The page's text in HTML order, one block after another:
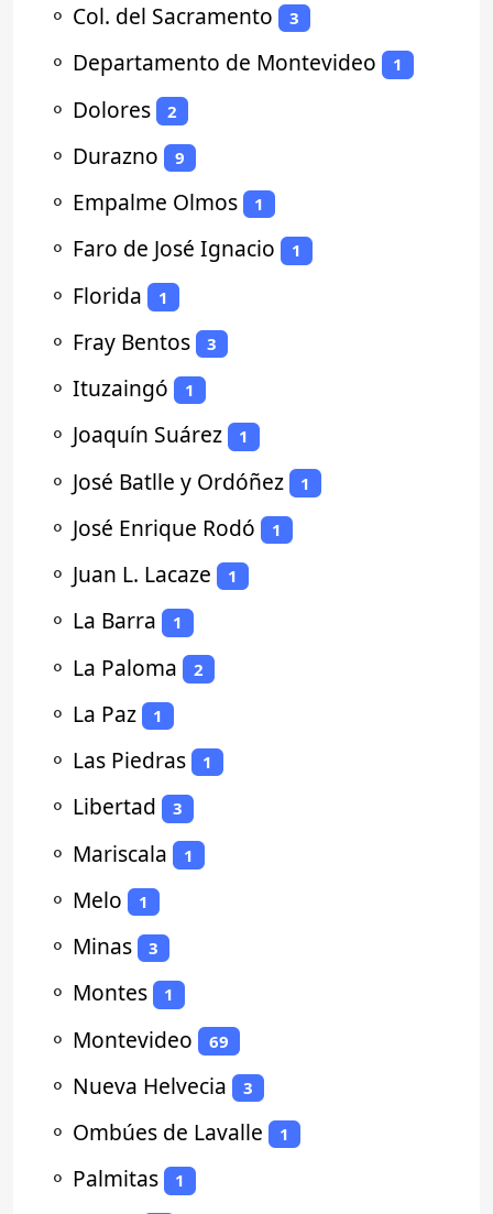
⚬ Col. del Sacramento 3
⚬ Departamento de Montevideo 1
⚬ Dolores 2
⚬ Durazno 9
⚬ Empalme Olmos 1
⚬ Faro de José Ignacio 1
⚬ Florida 1
⚬ Fray Bentos 3
⚬ Ituzaingó 1
⚬ Joaquín Suárez 1
⚬ José Batlle y Ordóñez 1
⚬ José Enrique Rodó 1
⚬ Juan L. Lacaze 1
⚬ La Barra 1
⚬ La Paloma 2
⚬ La Paz 1
⚬ Las Piedras 1
⚬ Libertad 3
⚬ Mariscala 1
⚬ Melo 1
⚬ Minas 3
⚬ Montes 1
⚬ Montevideo 69
⚬ Nueva Helvecia 3
⚬ Ombúes de Lavalle 1
⚬ Palmitas 1